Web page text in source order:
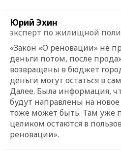
Юрий Эхин
эксперт по жилищной
«Закон «О реновации» не
деньги потом, после
возвращены в бюджет
деньги могут остаться в
Далее. Была информация,
будут направлены на новое
тоже может быть. Там уже
целиком остаются в
реновации».